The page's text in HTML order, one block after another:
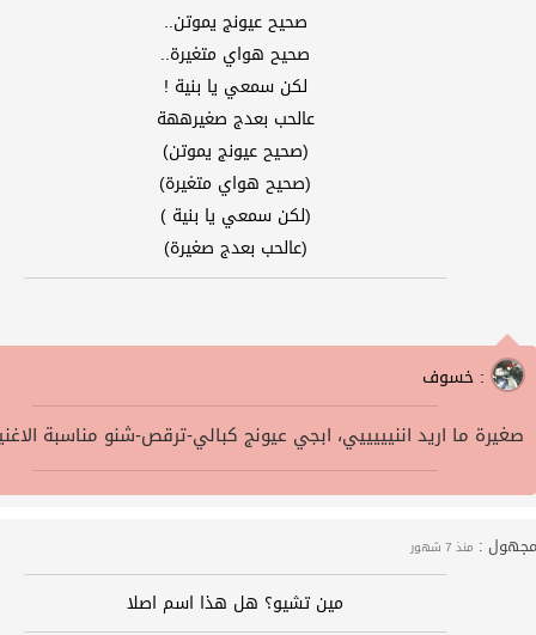
صحيح عيونج يموتن..
صحيح هواي متغيرة..
لكن سمعي يا بنية !
عالحب بعدج صغيرههة
(صحيح عيونج يموتن)
(صحيح هواي متغيرة)
(لكن سمعي يا بنية )
(عالحب بعدج صغيرة)
خسوف :
صغيرة ما اريد اننيييييي، ابجي عيونج كبالي-ترقص-شنو مناسبة
مجهول : منذ 7 شهور
مين تشيو؟ هل هذا اسم اصلا